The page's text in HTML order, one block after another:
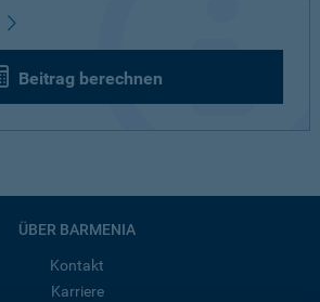
Beitrag berechnen
ÜBER BARMENIA
Kontakt
Karriere